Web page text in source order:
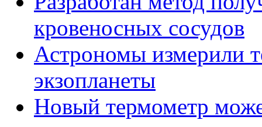
кровеносных сосудов
Астрономы измерили
экзопланеты
Новый термометр